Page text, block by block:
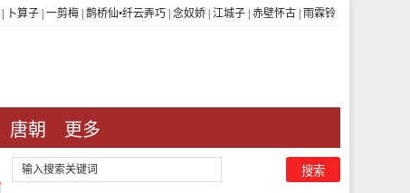
卜算子 一剪梅 鹊桥仙•纤云弄巧 念奴娇 江城子 赤壁怀古 雨霖铃
唐朝 更多